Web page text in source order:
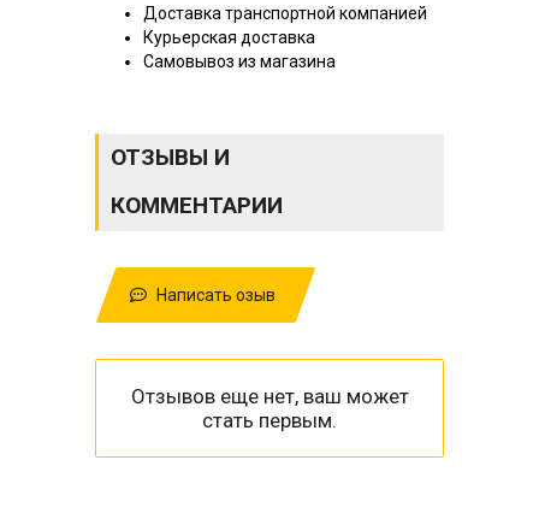
Доставка транспортной компанией
Курьерская доставка
Самовывоз из магазина
ОТЗЫВЫ И
КОММЕНТАРИИ
Написать озыв
Отзывов еще нет, ваш может
стать первым.